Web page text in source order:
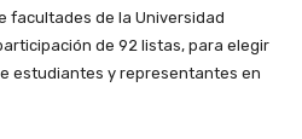
facultades de la Universidad
de 92 listas, para elegir
estudiantes y representantes en